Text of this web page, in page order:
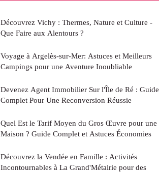
Découvrez Vichy : Thermes, Nature et Culture -
Que Faire aux Alentours ?
Voyage à Argelès-sur-Mer: Astuces et Meilleurs
Campings pour une Aventure Inoubliable
Devenez Agent Immobilier Sur l'Île de Ré : Guide
Complet Pour Une Reconversion Réussie
Quel Est le Tarif Moyen du Gros Œuvre pour une
Maison ? Guide Complet et Astuces Économies
Découvrez la Vendée en Famille : Activités
Incontournables à La Grand'Métairie pour des